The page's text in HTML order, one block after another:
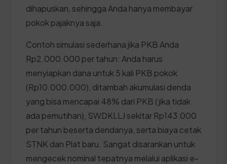
dihapuskan, sehingga Anda hanya membayar
pokok pajaknya saja.
Contoh simulasi sederhana jika PKB Anda
Rp2.000.000 per tahun: Anda harus
menyiapkan dana untuk 5 kali PKB pokok
(Rp10.000.000), ditambah akumulasi denda
yang bisa mencapai 48% dari PKB (jika tidak
ada pemutihan), SWDKLLJ sekitar Rp143.000
per tahun beserta dendanya, serta biaya cetak
STNK dan Plat baru. Sangat disarankan untuk
mengecek nominal tepatnya melalui aplikasi e-